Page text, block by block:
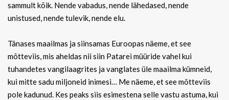
sammult kõik. Nende vabadus, nende lähedased, nende
unistused, nende tulevik, nende elu.
Tänases maailmas ja siinsamas Euroopas näeme, et see
mõtteviis, mis aheldas nii siin Patarei müüride vahel kui
tuhandetes vangilaagrites ja vanglates üle maailma kümneid,
kui mitte sadu miljoneid inimesi… Me näeme, et see mõtteviis
pole kadunud. Kes peaks siis esimestena selle vastu astuma, kui